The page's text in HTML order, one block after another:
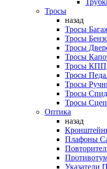
Тросы
назад
Тросы
Тросы
Тросы
Тросы
Тросы КПП
Тросы
Тросы
Тросы
Тросы
Оптика
назад
Плафоны
Указатели